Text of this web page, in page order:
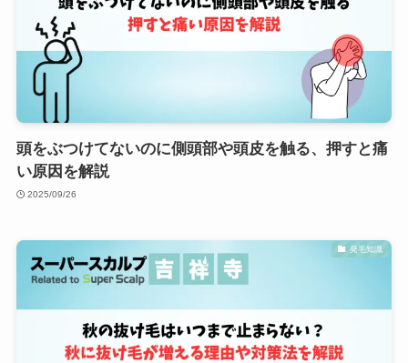
頭をぶつけてないのに側頭部や頭皮を触る、押すと痛
い原因を解説
2025/09/26
発毛知識